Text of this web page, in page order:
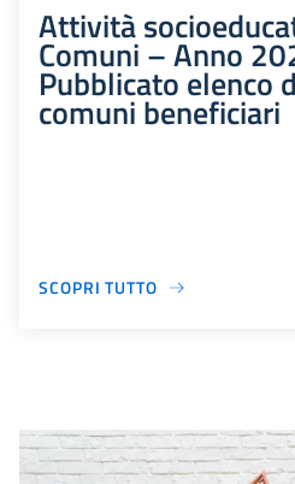
Attività
Comuni – Anno
Pubblicato elenco
comuni beneficiari
SCOPRI TUTTO